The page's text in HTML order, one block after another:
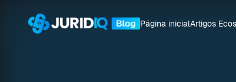
Página inicialArtigos